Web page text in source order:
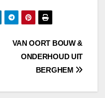
VAN OORT BOUW &
ONDERHOUD UIT
BERGHEM